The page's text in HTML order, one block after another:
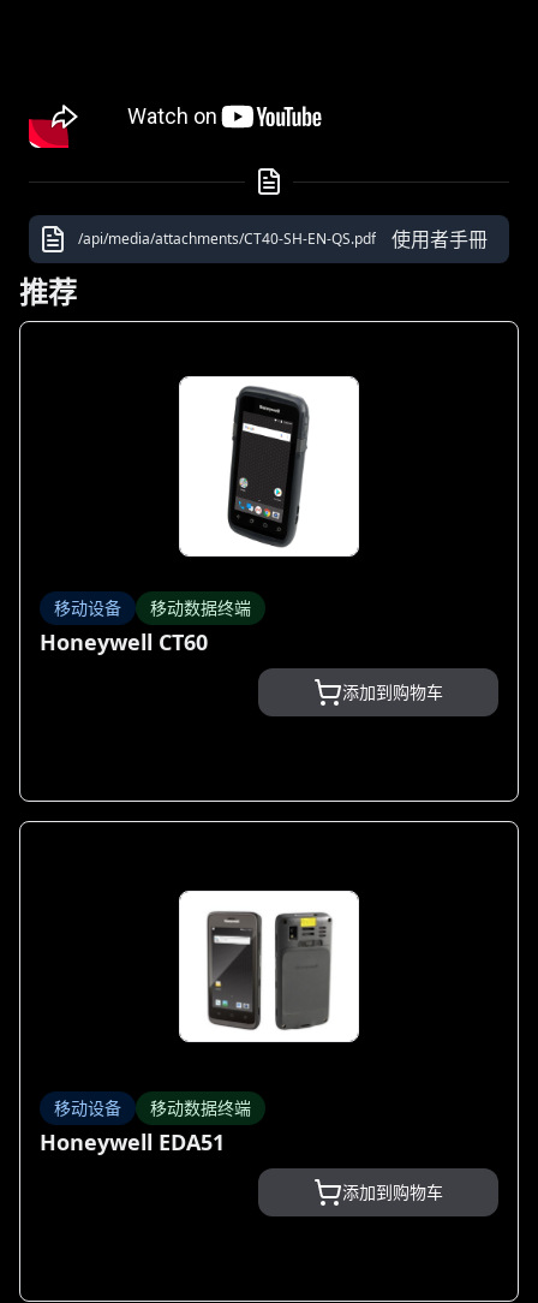
/api/media/attachments/CT40-SH-EN-QS.pdf 使用者手冊
推荐
移动设备 移动数据终端
Honeywell CT60
添加到购物车
移动设备 移动数据终端
Honeywell EDA51
添加到购物车